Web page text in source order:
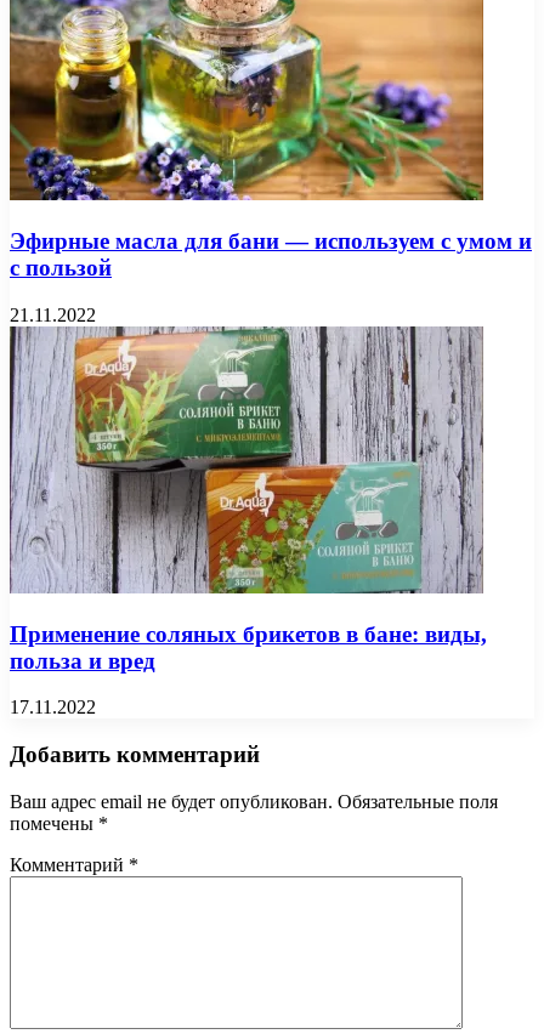
Эфирные масла для бани — используем с умом и
с пользой
21.11.2022
Применение соляных брикетов в бане: виды,
польза и вред
17.11.2022
Добавить комментарий
Ваш адрес email не будет опубликован. Обязательные поля
помечены *
Комментарий *